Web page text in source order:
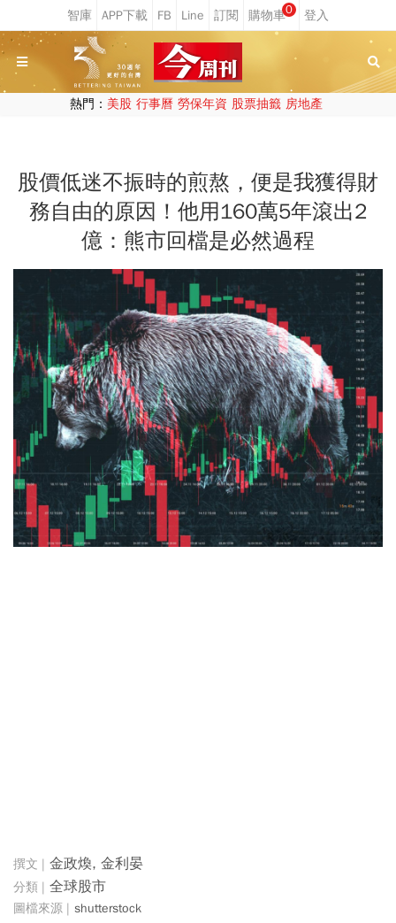
0
熱門： 美股 行事曆 勞保年資 股票抽籤 房地產
股價低迷不振時的煎熬，便是我獲得財
務自由的原因！他用160萬5年滾出2
億：熊市回檔是必然過程
金政煥, 金利晏
全球股市
shutterstock